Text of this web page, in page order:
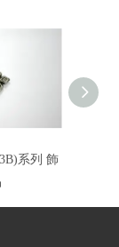
系列 飾